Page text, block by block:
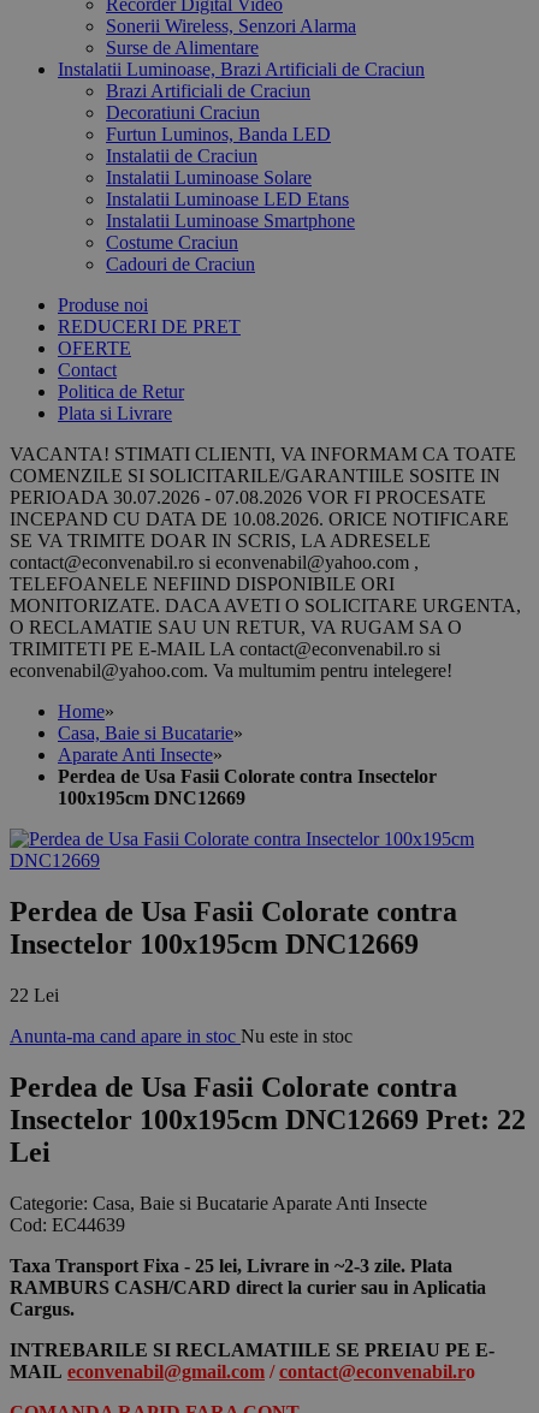
Recorder Digital Video
Sonerii Wireless, Senzori Alarma
Surse de Alimentare
Instalatii Luminoase, Brazi Artificiali de Craciun
Brazi Artificiali de Craciun
Decoratiuni Craciun
Furtun Luminos, Banda LED
Instalatii de Craciun
Instalatii Luminoase Solare
Instalatii Luminoase LED Etans
Instalatii Luminoase Smartphone
Costume Craciun
Cadouri de Craciun
Produse noi
REDUCERI DE PRET
OFERTE
Contact
Politica de Retur
Plata si Livrare
VACANTA! STIMATI CLIENTI, VA INFORMAM CA TOATE
COMENZILE SI SOLICITARILE/GARANTIILE SOSITE IN
PERIOADA 30.07.2026 - 07.08.2026 VOR FI PROCESATE
INCEPAND CU DATA DE 10.08.2026. ORICE NOTIFICARE
SE VA TRIMITE DOAR IN SCRIS, LA ADRESELE
contact@econvenabil.ro si econvenabil@yahoo.com ,
TELEFOANELE NEFIIND DISPONIBILE ORI
MONITORIZATE. DACA AVETI O SOLICITARE URGENTA,
O RECLAMATIE SAU UN RETUR, VA RUGAM SA O
TRIMITETI PE E-MAIL LA contact@econvenabil.ro si
econvenabil@yahoo.com. Va multumim pentru intelegere!
Home»
Casa, Baie si Bucatarie»
Aparate Anti Insecte»
Perdea de Usa Fasii Colorate contra Insectelor
100x195cm DNC12669
Perdea de Usa Fasii Colorate contra
Insectelor 100x195cm DNC12669
22 Lei
Anunta-ma cand apare in stoc Nu este in stoc
Perdea de Usa Fasii Colorate contra
Insectelor 100x195cm DNC12669 Pret: 22
Lei
Categorie: Casa, Baie si Bucatarie Aparate Anti Insecte
Cod: EC44639
Taxa Transport Fixa - 25 lei, Livrare in ~2-3 zile. Plata
RAMBURS CASH/CARD direct la curier sau in Aplicatia
Cargus.
INTREBARILE SI RECLAMATIILE SE PREIAU PE E-
MAIL econvenabil@gmail.com /contact@econvenabil.ro